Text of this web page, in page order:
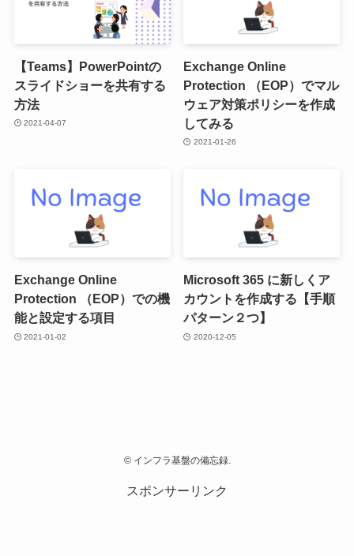
【Teams】PowerPointの
スライドショーを共有する
方法
2021-04-07
Exchange Online
Protection （EOP）でマル
ウェア対策ポリシーを作成
してみる
2021-01-26
Exchange Online
Protection （EOP）での機
能と設定する項目
2021-01-02
Microsoft 365 に新しくア
カウントを作成する【手順
パターン２つ】
2020-12-05
©インフラ基盤の備忘録.
スポンサーリンク